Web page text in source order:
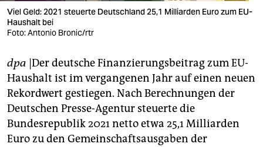
verlag
shop
fragen & hilfe
unterstützen
abo
Viel Geld: 2021 steuerte Deutschland 25,1 Milliarden Euro zum EU-
Haushalt bei
Foto: Antonio Bronic/rtr
dpa |Der deutsche Finanzierungsbeitrag zum EU-
Haushalt ist im vergangenen Jahr auf einen neuen
Rekordwert gestiegen. Nach Berechnungen der
Deutschen Presse-Agentur steuerte die
Bundesrepublik 2021 netto etwa 25,1 Milliarden
Euro zu den Gemeinschaftsausgaben der